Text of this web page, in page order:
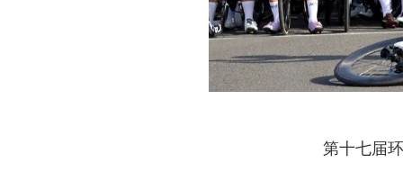
第十七届